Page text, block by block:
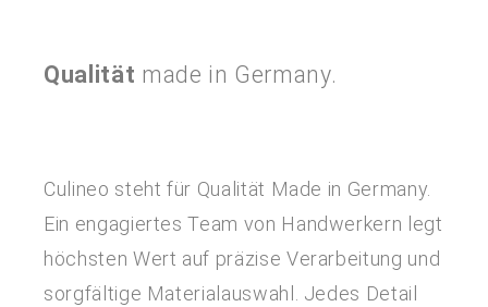
Qualität made in Germany.
Culineo steht für Qualität Made in Germany.
Ein engagiertes Team von Handwerkern legt
höchsten Wert auf präzise Verarbeitung und
sorgfältige Materialauswahl. Jedes Detail